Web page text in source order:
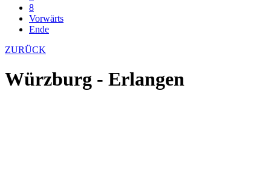
8
Vorwärts
Ende
ZURÜCK
Würzburg - Erlangen